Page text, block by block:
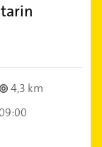
4,3 km